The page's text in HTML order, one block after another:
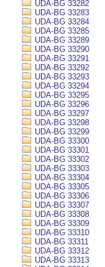
UDA-BG 33282
UDA-BG 33283
UDA-BG 33284
UDA-BG 33285
UDA-BG 33289
UDA-BG 33290
UDA-BG 33291
UDA-BG 33292
UDA-BG 33293
UDA-BG 33294
UDA-BG 33295
UDA-BG 33296
UDA-BG 33297
UDA-BG 33298
UDA-BG 33299
UDA-BG 33300
UDA-BG 33301
UDA-BG 33302
UDA-BG 33303
UDA-BG 33304
UDA-BG 33305
UDA-BG 33306
UDA-BG 33307
UDA-BG 33308
UDA-BG 33309
UDA-BG 33310
UDA-BG 33311
UDA-BG 33312
UDA-BG 33313